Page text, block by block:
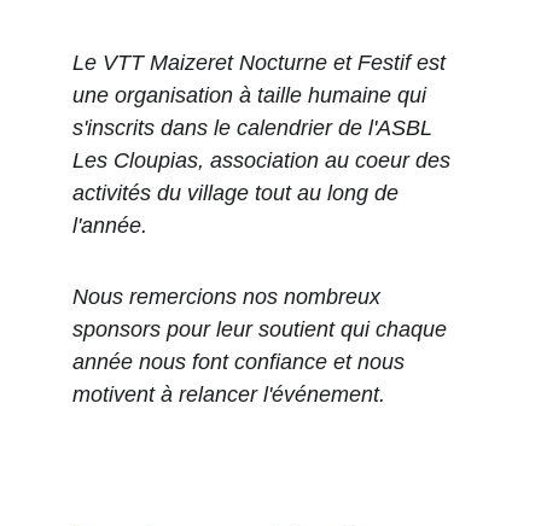
Le VTT Maizeret Nocturne et Festif est
une organisation à taille humaine qui
s'inscrits dans le calendrier de l'ASBL
Les Cloupias, association au coeur des
activités du village tout au long de
l'année.
Nous remercions nos nombreux
sponsors pour leur soutient qui chaque
année nous font confiance et nous
motivent à relancer l'événement.